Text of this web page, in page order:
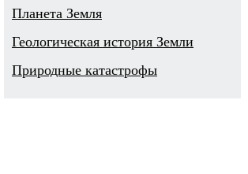
Планета Земля
Геологическая история Земли
Природные катастрофы